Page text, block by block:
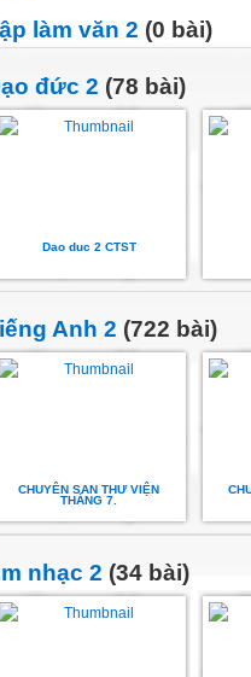
làm văn 2 (0 bài)
đức 2 (78 bài)
Dao duc 2 CTST
Anh 2 (722 bài)
CHUYÊN SAN THƯ VIỆN
THÁNG 7.
nhạc 2 (34 bài)